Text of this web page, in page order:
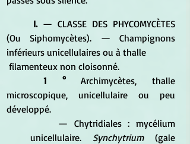
I. — CLASSE DES PHYCOMYCÈTES
(Ou Siphomycètes). — Champignons
inférieurs unicellulaires ou à thalle
filamenteux non cloisonné.
1 ° Archimycètes, thalle
microscopique, unicellulaire ou peu
développé.
unicellulaire. Synchytrium (gale